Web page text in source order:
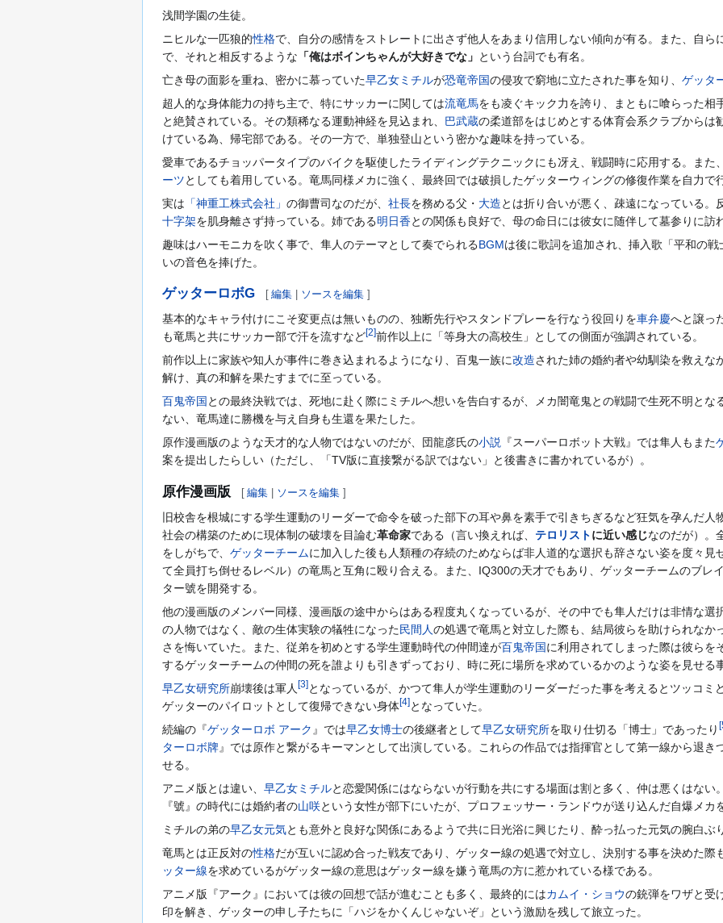
浅間学園の生徒。
ニヒルな一匹狼的性格で、自分の感情をストレートに出さず他人をあまり信用しない傾向が有る。また、自
で、それと相反するような 「俺はボインちゃんが大好きでな」 という台詞でも有名。
亡き母の面影を重ね、密かに慕っていた早乙女ミチルが恐竜帝国の侵攻で窮地に立たされた事を知り、 ゲッタ
超人的な身体能力の持ち主で、特にサッカーに関しては流竜馬をも凌ぐキック力を誇り、まともに喰らった
と絶賛されている。その類稀なる運動神経を見込まれ、 巴武蔵の柔道部をはじめとする体育会系クラブから
けている為、帰宅部である。その一方で、単独登山という密かな趣味を持っている。
愛車であるチョッパータイプのバイクを駆使したライディングテクニックにも冴え、戦闘時に応用する。また
ーツとしても着用している。竜馬同様メカに強く、最終回では破損したゲッターウィングの修復作業を自力で
実は 「神重工株式会社」 の御曹司なのだが、 社長を務める父・ 大造とは折り合いが悪く、疎遠になっている
十字架を肌身離さず持っている。姉である明日香との関係も良好で、母の命日には彼女に随伴して墓参りに訪
趣味はハーモニカを吹く事で、隼人のテーマとして奏でられるBGMは後に歌詞を追加され、挿入歌「平和の
いの音色を捧げた。
ゲッターロボG [ 編集 ソースを編集 ]
基本的なキャラ付けにこそ変更点は無いものの、独断先行やスタンドプレーを行なう役回りを車弁慶へと譲っ
も竜馬と共にサッカー部で汗を流すなど[2]前作以上に「等身大の高校生」としての側面が強調されている。
前作以上に家族や知人が事件に巻き込まれるようになり、百鬼一族に改造された姉の婚約者や幼馴染を救えな
解け、真の和解を果たすまでに至っている。
百鬼帝国 との最終決戦では、死地に赴く際にミチルへ想いを告白するが、メカ闇竜鬼との戦闘で生死不明とな
ない、竜馬達に勝機を与え自身も生還を果たした。
原作漫画版のような天才的な人物ではないのだが、団龍彦氏の小説 『スーパーロボット大戦』では隼人もまた
案を提出したらしい（ただし、「TV版に直接繋がる訳ではない」と後書きに書かれているが）。
原作漫画版 [ 編集 | ソースを編集 ]
旧校舎を根城にする学生運動のリーダーで命令を破った部下の耳や鼻を素手で引きちぎるなど狂気を孕んだ
社会の構築のために現体制の破壊を目論む革命家である（言い換えれば、 テロリストに近い感じなのだが）。
をしがちで、 ゲッターチームに加入した後も人類種の存続のためならば非人道的な選択も辞さない姿を度々
て全員打ち倒せるレベル）の竜馬と互角に殴り合える。また、IQ300の天才でもあり、ゲッターチームのブレ
ター號を開発する。
他の漫画版のメンバー同様、漫画版の途中からはある程度丸くなっているが、その中でも隼人だけは非情な
の人物ではなく、敵の生体実験の犠牲になった民間人の処遇で竜馬と対立した際も、結局彼らを助けられな
さを悔いていた。また、従弟を初めとする学生運動時代の仲間達が百鬼帝国に利用されてしまった際は彼らを
するゲッターチームの仲間の死を誰よりも引きずっており、時に死に場所を求めているかのような姿を見せる
早乙女研究所崩壊後は軍人 [3]となっているが、かつて隼人が学生運動のリーダーだった事を考えるとツッコ
ゲッターのパイロットとして復帰できない身体[4]となっていた。
続編の『ゲッターロボ アーク 』では早乙女博士の後継者として早乙女研究所を取り仕切る「博士」であったり [
ターロボ牌』では原作と繋がるキーマンとして出演している。これらの作品では指揮官として第一線から退
せる。
アニメ版とは違い、 早乙女ミチルと恋愛関係にはならないが行動を共にする場面は割と多く、仲は悪くはな
『號』の時代には婚約者の山咲という女性が部下にいたが、プロフェッサー・ランドウが送り込んだ自爆メ
ミチルの弟の早乙女元気とも意外と良好な関係にあるようで共に日光浴に興じたり、酔っ払った元気の腕白
竜馬とは正反対の性格だが互いに認め合った戦友であり、ゲッター線の処遇で対立し、決別する事を決めた
ッター線を求めているがゲッター線の意思はゲッター線を嫌う竜馬の方に惹かれている様である。
アニメ版『アーク』においては彼の回想で話が進むことも多く、最終的にはカムイ・ショウの銃弾をワザと受
印を解き、ゲッターの申し子たちに「ハジをかくんじゃないぞ」という激励を残して旅立った。